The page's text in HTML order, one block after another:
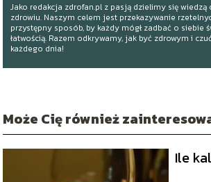
Jako redakcja zdrofan.pl z pasją dzielimy się wiedzą
zdrowiu. Naszym celem jest przekazywanie
przystępny sposób, by każdy mógł zadbać o siebie
łatwością. Razem odkrywamy, jak być zdrowym i
każdego dnia!
Może Cię również
Ile